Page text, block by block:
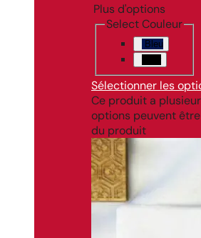
Plus d'options
Select Couleur
Bleu
Sélectionner les
Ce produit a
options peuvent
du produit